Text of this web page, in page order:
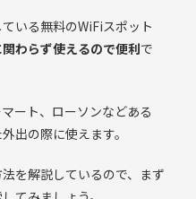
いる無料のWiFiスポット
わらず使えるので便利で
ート、ローソンなどある
出の際に使えます。
を解説しているので、まず